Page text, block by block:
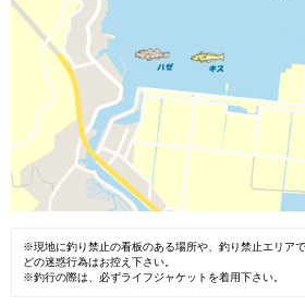
※現地に釣り禁止の看板のある場所や、釣り禁止エリア
どの迷惑行為はお控え下さい。
※釣行の際は、必ずライフジャケットを着用下さい。